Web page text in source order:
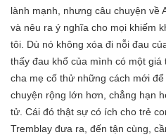
lành mạnh, nhưng câu chuyện về
và nêu ra ý nghĩa cho mọi khiếm
tôi. Dù nó không xóa đi nỗi đau
thấy đau khổ của mình có một
cha mẹ cố thử những cách mới
chuyện rộng lớn hơn, chẳng hạn
tử. Cái đó thật sự có ích cho trẻ
Tremblay đưa ra, đến tận cùng,